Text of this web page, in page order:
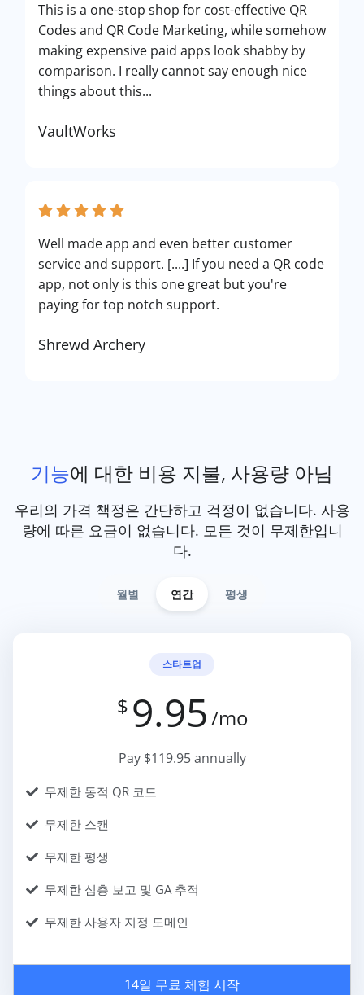
This is a one-stop shop for cost-effective QR
Codes and QR Code Marketing, while somehow
making expensive paid apps look shabby by
comparison. I really cannot say enough nice
things about this...
VaultWorks
Well made app and even better customer
service and support. [....] If you need a QR code
app, not only is this one great but you're
paying for top notch support.
Shrewd Archery
기능에 대한 비용 지불, 사용량 아님
우리의 가격 책정은 간단하고 걱정이 없습니다. 사용
량에 따른 요금이 없습니다. 모든 것이 무제한입니
다.
월별 연간 평생
스타트업
$ 9.95/mo
Pay $119.95 annually
무제한 동적 QR 코드
무제한 스캔
무제한 평생
무제한 심층 보고 및 GA 추적
무제한 사용자 지정 도메인
14일 무료 체험 시작